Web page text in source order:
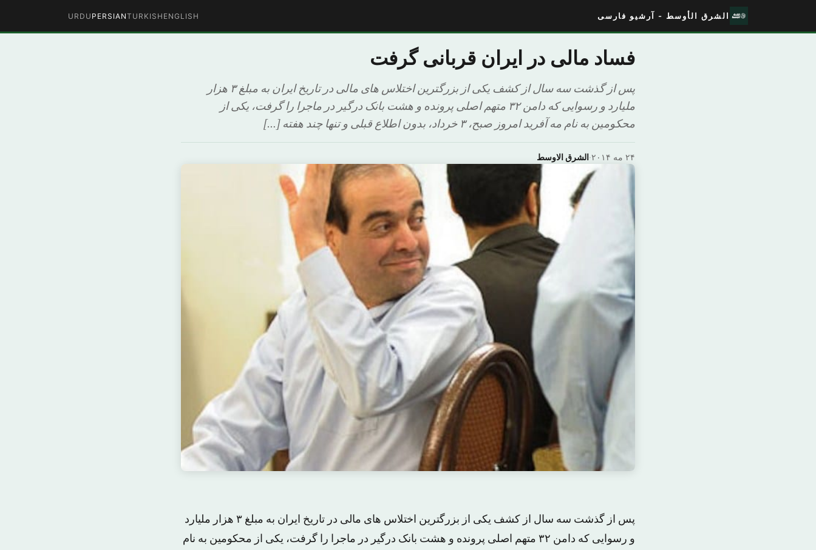
الشرق الأوسط - آرشیو فارسی ENGLISH
TURKISH
PERSIAN
URDU
فساد مالی در ایران قربانی گرفت
پس از گذشت سه سال از کشف یکی از بزرگترین اختلاس های مالی در تاریخ ایران به مبلغ ۳ هزار
ملیارد و رسوایی که دامن ۳۲ متهم اصلی پرونده و هشت بانک درگیر در ماجرا را گرفت، یکی از
محکومین به نام مه آفرید امروز صبح، ۳ خرداد، بدون اطلاع قبلی و تنها چند هفته […]
الشرق الاوسط· ۲۴ مه ۲۰۱۴
پس از گذشت سه سال از کشف یکی از بزرگترین اختلاس های مالی در تاریخ ایران به مبلغ ۳ هزار ملیارد
و رسوایی که دامن ۳۲ متهم اصلی پرونده و هشت بانک درگیر در ماجرا را گرفت، یکی از محکومین به نام